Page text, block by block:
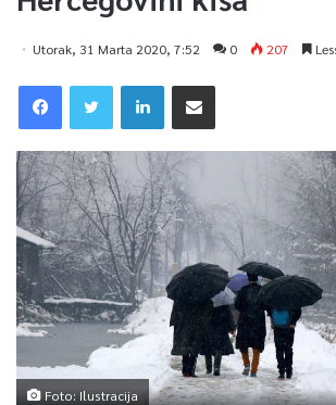
Utorak, 31 Marta 2020, 7:52 0 207
Foto: Ilustracija